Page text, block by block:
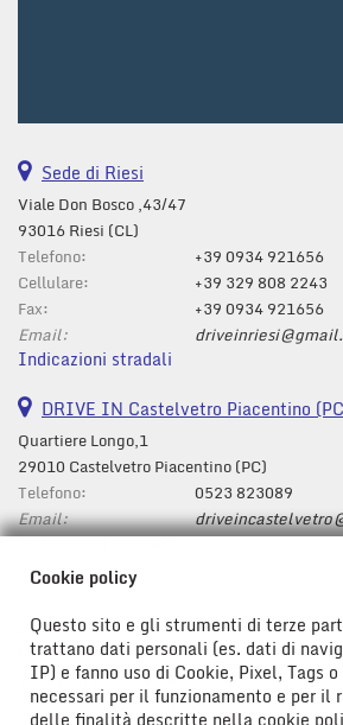
Sede di Riesi
Viale Don Bosco ,43/47
93016 Riesi (CL)
Telefono:
+39 0934 921656
Cellulare:
+39 329 808 2243
Fax:
+39 0934 921656
Email:
Indicazioni stradali
DRIVE IN Castelvetro Piacentino
Quartiere Longo,1
29010 Castelvetro Piacentino (PC)
Telefono:
0523 823089
Email:
Indicazioni stradali
Dati fiscali:
Drive In Srl
Viale Don Bosco ,43/47, Riesi (CL)
C.F/P.IVA:01778580850
Cookie policy
Questo sito e gli strumenti di terze
trattano dati personali (es. dati di
IP) e fanno uso di Cookie, Pixel, Tags
necessari per il funzionamento e per il